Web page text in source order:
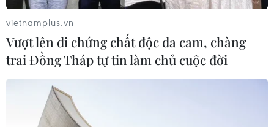
vietnamplus.vn
Vượt lên di chứng chất độc da cam, chàng
trai Đồng Tháp tự tin làm chủ cuộc đời